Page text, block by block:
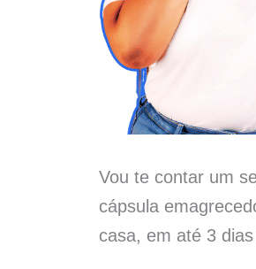
Vou te contar um
cápsula
casa, em até 3